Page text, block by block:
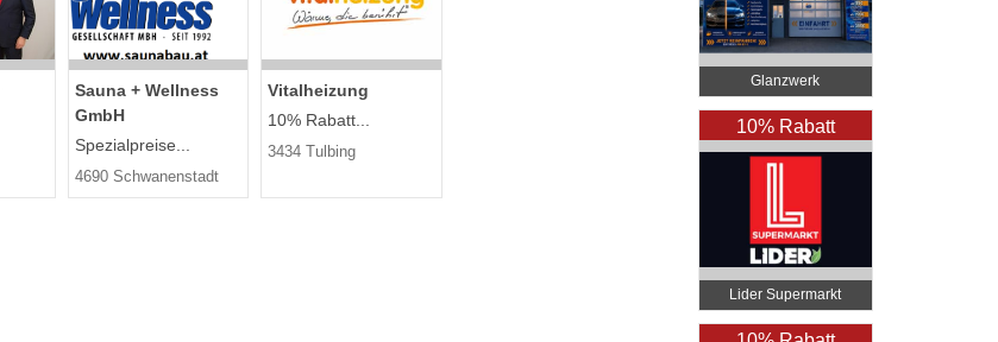
Sauna + Wellness
GmbH
Spezialpreise...
4690 Schwanenstadt
Vitalheizung
10% Rabatt...
3434 Tulbing
Glanzwerk
Autoreinigung
10% Rabatt
Lider Supermarkt
Bregenz